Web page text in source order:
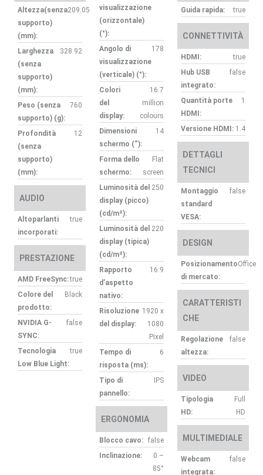
Altezza(senza
supporto)
(mm):
209.05
Larghezza
(senza
supporto)
(mm):
328.92
Peso (senza
supporto) (g):
760
Profondità
(senza
supporto)
(mm):
12
AUDIO
Altoparlanti
incorporati:
true
PRESTAZIONE
AMD FreeSync:true
Colore del
prodotto:
Black
NVIDIA G-
SYNC:
false
Tecnologia
Low Blue Light:
true
visualizzazione
(orizzontale)
(°):
Angolo di
visualizzazione
(verticale) (°):
178
Colori
del
display:
16.7
million
colours
Dimensioni
schermo (“):
14
Forma dello
schermo:
Flat
screen
Luminosità del
display (picco)
(cd/m²):
250
Luminosità del
display (tipica)
(cd/m²):
220
Rapporto
d’aspetto
nativo:
16:9
Risoluzione
del display:
1920 x
1080
Pixel
Tempo di
risposta (ms):
6
Tipo di
pannello:
IPS
ERGONOMIA
Blocco cavo: false
Inclinazione:
0 –
85°
Guida rapida: true
CONNETTIVITÀ
HDMI:
true
Hub USB
integrato:
false
Quantità porte
HDMI:
1
Versione HDMI: 1.4
DETTAGLI
TECNICI
Montaggio
standard
VESA:
false
DESIGN
Posizionamento
di mercato:
Office
CARATTERISTI
CHE
Regolazione
altezza:
false
VIDEO
Tipologia
HD:
Full
HD
MULTIMEDIALE
Webcam
integrata:
false